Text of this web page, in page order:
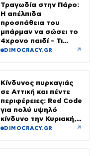
Τραγωδία στην Πάρο:
Η απέλπιδα
προσπάθεια του
μπάρμαν να σώσει το
4χρονο παιδί – Τι
ερευνούν οι αρχές
DIMOCRACY.GR ↗
Κίνδυνος πυρκαγιάς
σε Αττική και πέντε
περιφέρειες: Red Code
για πολύ υψηλό
κίνδυνο την Κυριακή,
με μελτέμια έως 8
DIMOCRACY.GR ↗